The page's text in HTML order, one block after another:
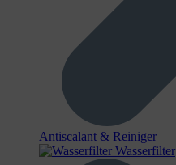
Antiscalant & Reiniger
Wasserfilter